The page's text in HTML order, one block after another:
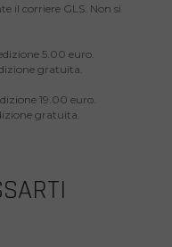
il corriere GLS. Non si
5.00 euro.
gratuita.
19.00 euro.
gratuita.